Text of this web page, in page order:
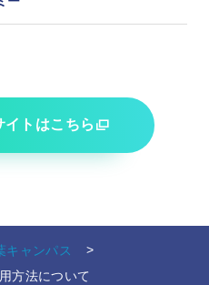
トはこちら
キャンパス
方法について